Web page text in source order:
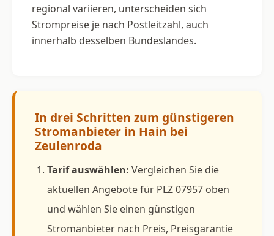
regional variieren, unterscheiden sich
Strompreise je nach Postleitzahl, auch
innerhalb desselben Bundeslandes.
In drei Schritten zum günstigeren
Stromanbieter in Hain bei
Zeulenroda
Tarif auswählen: Vergleichen Sie die
aktuellen Angebote für PLZ 07957 oben
und wählen Sie einen günstigen
Stromanbieter nach Preis, Preisgarantie